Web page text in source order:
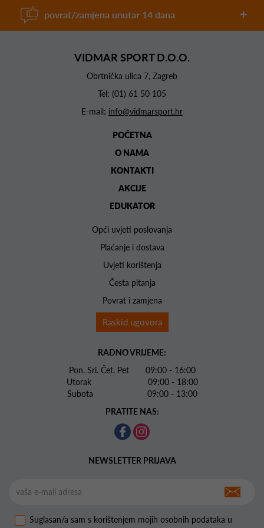
povrat/zamjena unutar 14 dana
VIDMAR SPORT D.O.O.
Obrtnička ulica 7, Zagreb
Tel: (01) 61 50 105
E-mail: info@vidmarsport.hr
POČETNA
O NAMA
KONTAKTI
AKCIJE
EDUKATOR
Opći uvjeti poslovanja
Plaćanje i dostava
Uvjeti korištenja
Česta pitanja
Povrat i zamjena
Raskid ugovora
RADNO VRIJEME:
Pon. Sri. Čet. Pet 09:00 - 16:00
Utorak 09:00 - 18:00
Subota 09:00 - 13:00
PRATITE NAS:
NEWSLETTER PRIJAVA
Suglasan/a sam s korištenjem mojih osobnih podataka u